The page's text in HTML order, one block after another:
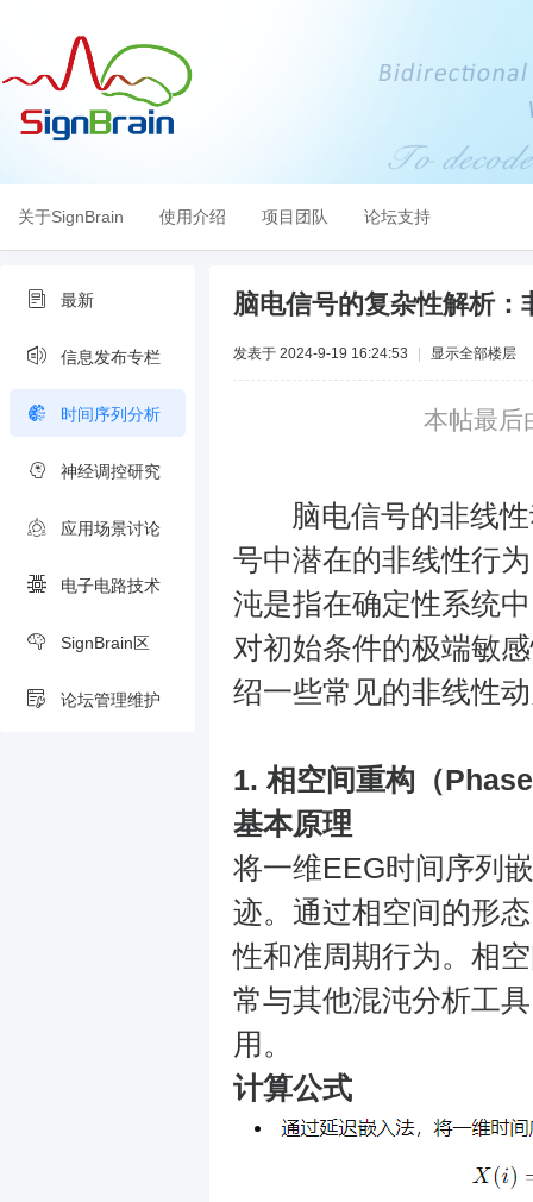
关于SignBrain 使用介绍 项目团队 论坛支持
最新
信息发布专栏
时间序列分析
神经调控研究
应用场景讨论
电子电路技术
SignBrain区
论坛管理维护
脑电信号的复杂性解析
发表于 2024-9-19 16:24:53 显示全部楼层
本帖最后
脑电信号的非线性
号中潜在的非线性行
沌是指在确定性系统
对初始条件的极端敏
绍一些常见的非线性
1. 相空间重构（
基本原理
将一维EEG时间序列
迹。通过相空间的形
性和准周期行为。相
常与其他混沌分析工
用。
计算公式